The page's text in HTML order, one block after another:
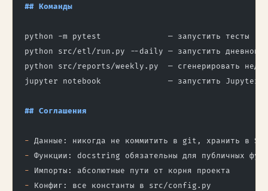
## Команды
python -m pytest              — запустить тесты
python src/etl/run.py --daily — запустить дневной
python src/reports/weekly.py  — сгенерировать
jupyter notebook              — запустить Jupyter
## Соглашения
- Данные: никогда не коммитить в git, хранить в S3/
- Функции: docstring обязательны для публичных
- Импорты: абсолютные пути от корня проекта
- Конфиг: все константы в src/config.py